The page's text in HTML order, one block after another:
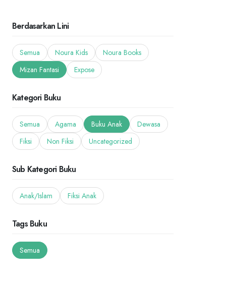
Berdasarkan Lini
Semua Noura Kids
Noura Books
Mizan Fantasi
Expose
Kategori Buku
Semua Agama Buku Anak
Dewasa
Fiksi
Non Fiksi Uncategorized
Sub Kategori Buku
Anak/Islam Fiksi Anak
Tags Buku
Semua